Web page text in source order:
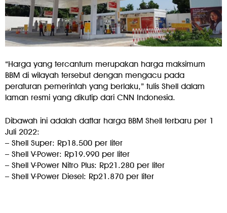
“Harga yang tercantum merupakan harga maksimum
BBM di wilayah tersebut dengan mengacu pada
peraturan pemerintah yang berlaku,” tulis Shell dalam
laman resmi yang dikutip dari CNN Indonesia.
Dibawah ini adalah daftar harga BBM Shell terbaru per 1
Juli 2022:
– Shell Super: Rp18.500 per liter
– Shell V-Power: Rp19.990 per liter
– Shell V-Power Nitro Plus: Rp21.280 per liter
– Shell V-Power Diesel: Rp21.870 per liter